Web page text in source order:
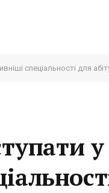
спеціальності для